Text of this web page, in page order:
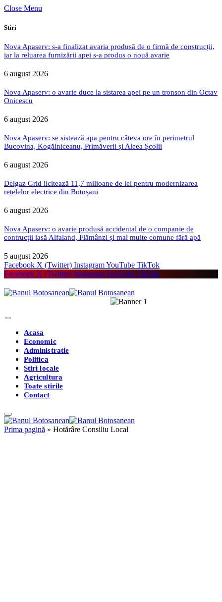
Close Menu
Stiri
Nova Apaserv: s-a finalizat avaria produsă de o firmă de construcții,
iar la reluarea furnizării apei s-a produs o nouă avarie
6 august 2026
Nova Apaserv: o avarie duce la sistarea apei pe un tronson din Octav
Onicescu
6 august 2026
Nova Apaserv: se sistează apa pentru câteva ore în perimetrul
Bucovina, Kogălniceanu, Primăverii și Aleea Școlii
6 august 2026
Delgaz Grid licitează 11,7 milioane de lei pentru modernizarea
rețelelor electrice din Botoșani
6 august 2026
Nova Apaserv: o avarie produsă accidental de o companie de
contrucții lasă Alfaland, Flămânzi și mai multe comune fără apă
5 august 2026
Facebook X (Twitter) InstagramYouTube TikTok
Facebook X (Twitter) InstagramYouTube TikTok
Acasa
Economic
Administratie
Politica
Stiri locale
Agricultura
Toate stirile
Contact
Prima pagină » Hotărâre Consiliu Local